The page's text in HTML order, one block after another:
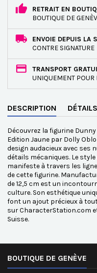
RETRAIT EN
BOUTIQUE DE
ENVOIE DEPUIS LA
CONTRE SIGNATURE
TRANSPORT
UNIQUEMENT POUR
DESCRIPTION
Découvrez la figurine
Edition Jaune par Dolly
design audacieux avec ses
détails mécaniques. Le
manifeste à travers les
de cette figurine.
de 12,5 cm est un
culture. Son esthétique
font un ajout précieux à
sur CharacterStation.com
Suisse.
BOUTIQUE DE GENÈVE